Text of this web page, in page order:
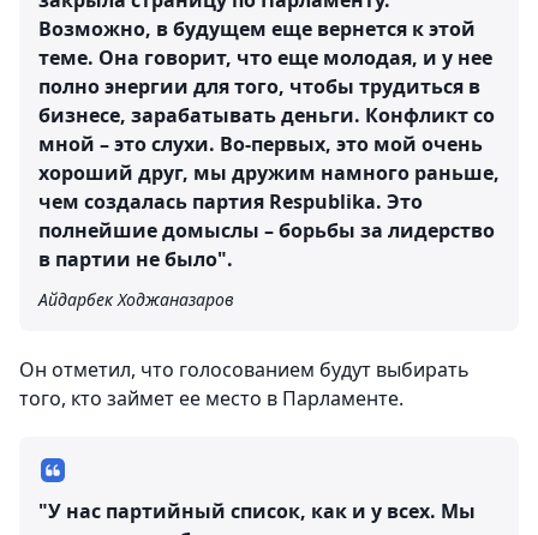
Возможно, в будущем еще вернется к этой
теме. Она говорит, что еще молодая, и у нее
полно энергии для того, чтобы трудиться в
бизнесе, зарабатывать деньги. Конфликт со
мной – это слухи. Во-первых, это мой очень
хороший друг, мы дружим намного раньше,
чем создалась партия Respublika. Это
полнейшие домыслы – борьбы за лидерство
в партии не было".
Айдарбек Ходжаназаров
Он отметил, что голосованием будут выбирать
того, кто займет ее место в Парламенте.
"У нас партийный список, как и у всех. Мы